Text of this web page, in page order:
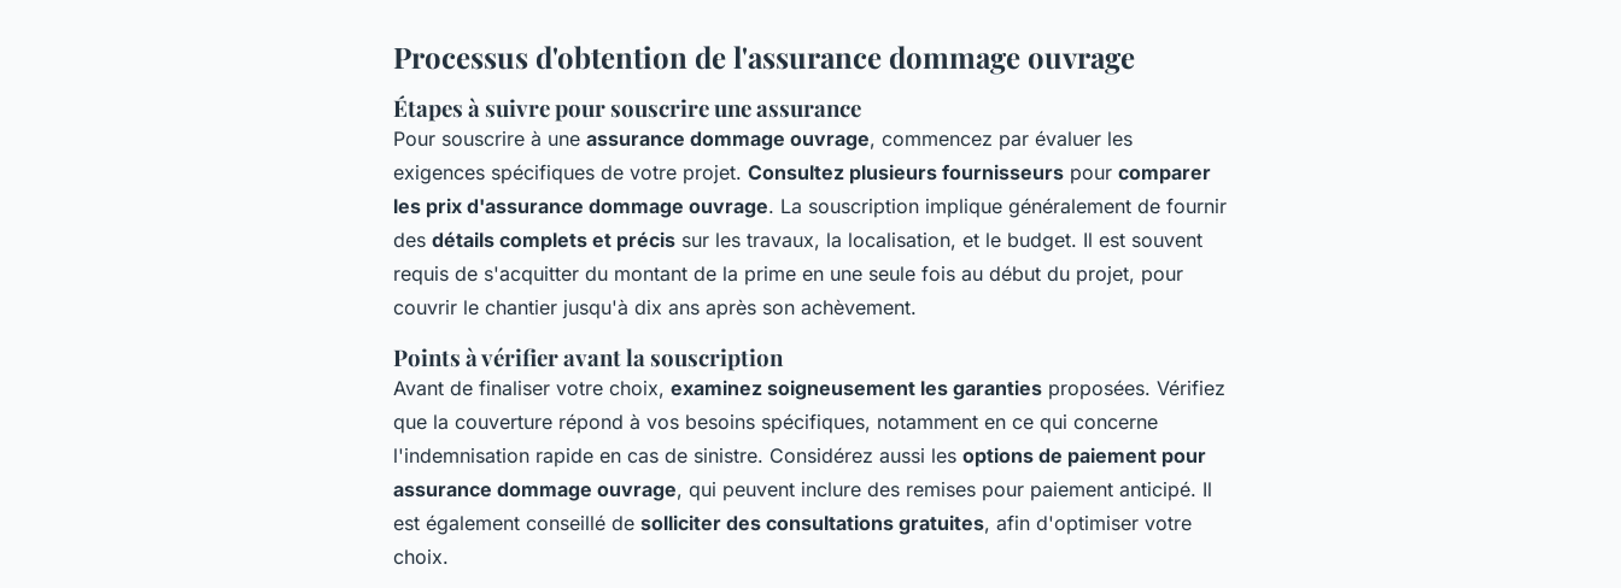
Processus d'obtention de l'assurance dommage ouvrage
Étapes à suivre pour souscrire une assurance
Pour souscrire à une assurance dommage ouvrage, commencez par évaluer les
exigences spécifiques de votre projet. Consultez plusieurs fournisseurs pour comparer
les prix d'assurance dommage ouvrage. La souscription implique généralement de fournir
des détails complets et précis sur les travaux, la localisation, et le budget. Il est souvent
requis de s'acquitter du montant de la prime en une seule fois au début du projet, pour
couvrir le chantier jusqu'à dix ans après son achèvement.
Points à vérifier avant la souscription
Avant de finaliser votre choix, examinez soigneusement les garanties proposées. Vérifiez
que la couverture répond à vos besoins spécifiques, notamment en ce qui concerne
l'indemnisation rapide en cas de sinistre. Considérez aussi les options de paiement pour
assurance dommage ouvrage, qui peuvent inclure des remises pour paiement anticipé. Il
est également conseillé de solliciter des consultations gratuites, afin d'optimiser votre
choix.